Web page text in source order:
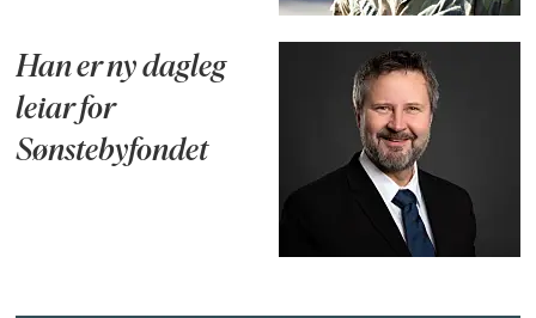
Han er ny dagleg
leiar for
Sønstebyfondet